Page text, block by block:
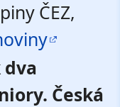
ČEZ,
Česká